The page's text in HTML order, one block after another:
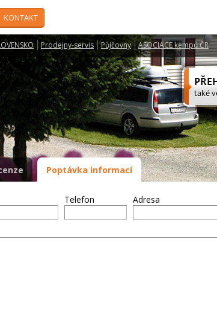
KONTAKT
Prodejny-servis Půjčovny ASOCIACE kempů ČR
Poptávka informací
Telefon Adresa